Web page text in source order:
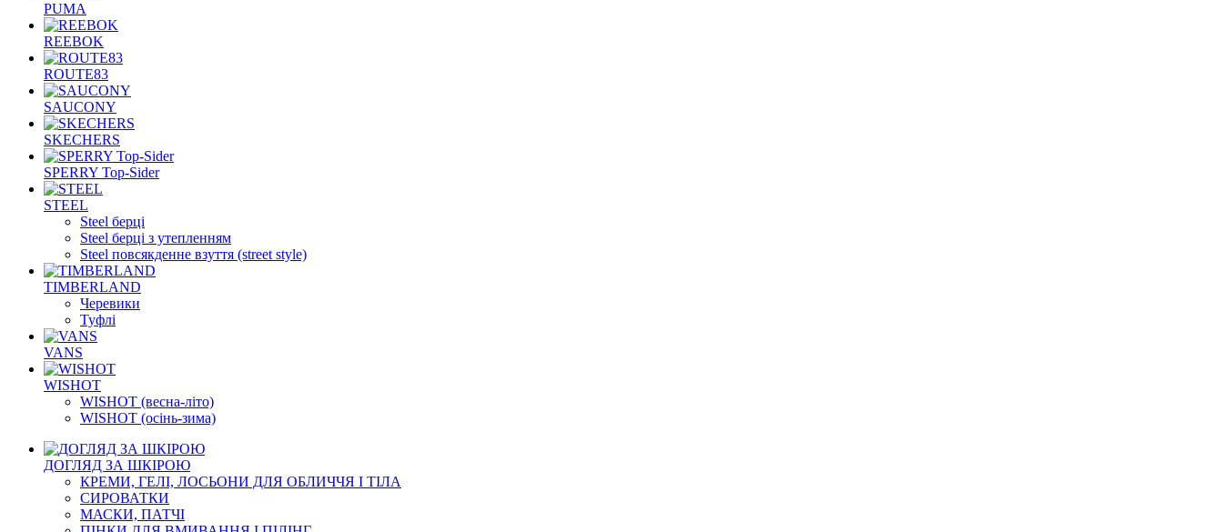
PUMA
REEBOK
ROUTE83
SAUCONY
SKECHERS
SPERRY Top-Sider
STEEL
Steel берці
Steel берці з утепленням
Steel повсякденне взуття (street style)
TIMBERLAND
Черевики
Туфлі
VANS
WISHOT
WISHOT (весна-літо)
WISHOT (осінь-зима)
ДОГЛЯД ЗА ШКІРОЮ
КРЕМИ, ГЕЛІ, ЛОСЬОНИ ДЛЯ ОБЛИЧЧЯ І ТІЛА
СИРОВАТКИ
МАСКИ, ПАТЧІ